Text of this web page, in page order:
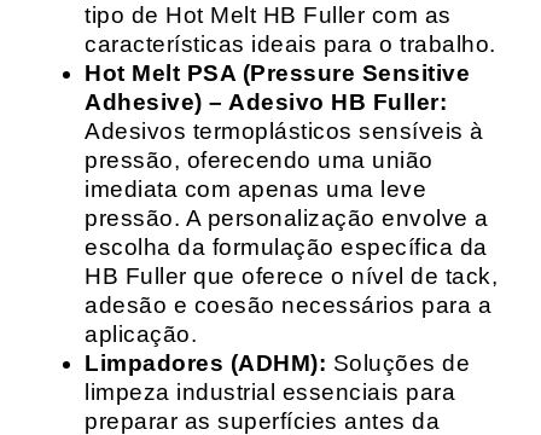
tipo de Hot Melt HB Fuller com as
características ideais para o trabalho.
Hot Melt PSA (Pressure Sensitive
Adhesive) – Adesivo HB Fuller:
Adesivos termoplásticos sensíveis à
pressão, oferecendo uma união
imediata com apenas uma leve
pressão. A personalização envolve a
escolha da formulação específica da
HB Fuller que oferece o nível de tack,
adesão e coesão necessários para a
aplicação.
Limpadores (ADHM): Soluções de
limpeza industrial essenciais para
preparar as superfícies antes da